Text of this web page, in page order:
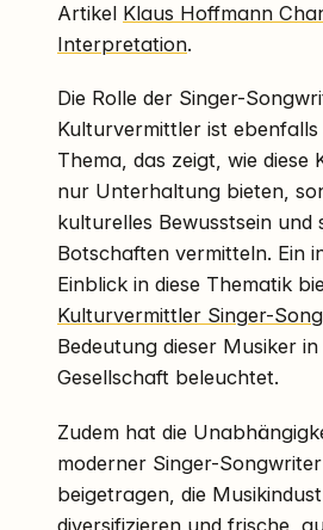
Artikel Klaus Hoffmann
Interpretation.
Die Rolle der Singer-
Kulturvermittler ist ebenfalls
Thema, das zeigt, wie diese
nur Unterhaltung bieten,
kulturelles Bewusstsein und
Botschaften vermitteln. Ein
Einblick in diese Thematik
Kulturvermittler Singer-
Bedeutung dieser Musiker
Gesellschaft beleuchtet.
Zudem hat die
moderner Singer-
beigetragen, die
diversifizieren und frische,